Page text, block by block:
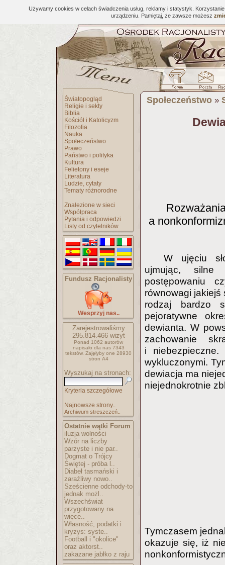
Używamy cookies w celach świadczenia usług, reklamy i statystyk.
urządzeniu. Pamiętaj, że zawsze możesz
Światopogląd
Religie i sekty
Biblia
Kościół i Katolicyzm
Filozofia
Nauka
Społeczeństwo
Prawo
Państwo i polityka
Kultura
Felietony i eseje
Literatura
Ludzie, cytaty
Tematy różnorodne
Znalezione w sieci
Współpraca
Pytania i odpowiedzi
Listy od czytelników
Fundusz Racjonalisty
Wesprzyj nas..
Zarejestrowaliśmy
295.814.466wizyt
Ponad 1062 autorów
napisało dla nas 7343
tekstów. Zajęłyby one 28930
stron A4
Wyszukaj na stronach:
Kryteria szczegółowe
Najnowsze strony..
Archiwum streszczeń..
Ostatnie wątki Forum:
iluzja wolności
Wzór na liczby
parzyste i nie par..
Dogmat o Trójcy
Świętej - próba l..
Diabeł tasmański i
zaraźliwy nowo..
Sześcienne odchody-to
jednak możl..
Wszechświat
przygotowany na
więce..
Własność, podatki i
kryzys: syste..
Football i "okolice"
oraz aktorst..
zakazane jabłko z raju
Społeczeństwo »
a
W ujęciu
ujmując, silne
postępowaniu
równowagi jakiejś
rodzaj bardzo
pejoratywne
dewianta. W
zachowanie
i niebezpieczne.
wykluczonymi.
dewiacja ma
niejednokrotnie
Tymczasem
okazuje się, iż